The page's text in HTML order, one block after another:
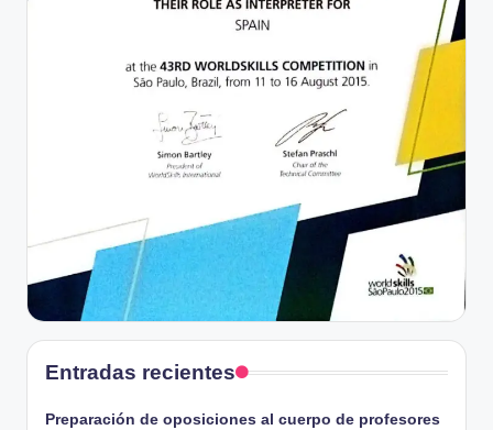
Entradas recientes
Preparación de oposiciones al cuerpo de profesores